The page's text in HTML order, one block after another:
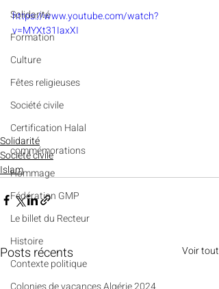
Solidarité
Formation
Culture
Fêtes religieuses
Société civile
Certification Halal
commémorations
Hommage
Fédération GMP
Le billet du Recteur
Histoire
Contexte politique
https://www.youtube.com/watch?
v=MYXt31IaxXI
Solidarité
Société civile
Islam
Posts récents Voir tout